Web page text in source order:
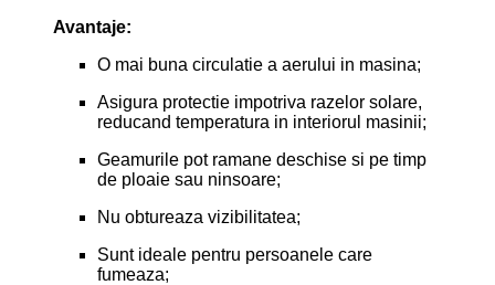
Avantaje:
O mai buna circulatie a aerului in masina;
Asigura protectie impotriva razelor solare,
reducand temperatura in interiorul masinii;
Geamurile pot ramane deschise si pe timp
de ploaie sau ninsoare;
Nu obtureaza vizibilitatea;
Sunt ideale pentru persoanele care
fumeaza;